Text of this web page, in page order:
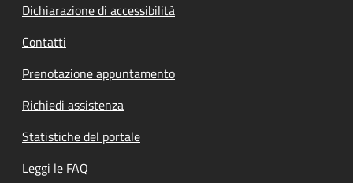
Dichiarazione di accessibilità
Contatti
Prenotazione appuntamento
Richiedi assistenza
Statistiche del portale
Leggi le FAQ